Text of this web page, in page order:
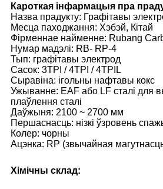
Кароткая інфармацыя пра
Назва прадукту: Графітавы
Месца паходжання: Хэбэй, Кітай
Фірменнае найменне: Rubang
Нумар мадэлі: RB- ​​RP-4
Тып: графітавы электрод
Сасок: 3TPI / 4TPI / 4TPIL
Сыравіна: ігольны нафтавы кокс
Ужыванне: EAF або LF сталі для
плаўлення сталі
Даўжыня: 2100 ~ 2700 мм
Першаснасць: нізкі ўзровень
Колер: чорны
Ацэнка: RP (звычайная
Хімічны склад: